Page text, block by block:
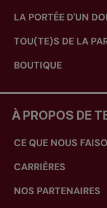
LA PORTÉE D'UN
TOU(TE)S DE LA
BOUTIQUE
À PROPOS DE
CE QUE NOUS
CARRIÈRES
NOS PARTENAIRES